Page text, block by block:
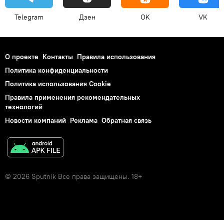
Telegram Дзен OK VK
О проекте Контакты Правила использования
Политика конфиденциальности
Политика использования Cookie
Правила применения рекомендательных
технологий
Новости компаний Реклама Обратная связь
© 2026 Sputnik Все права защищены. 18+